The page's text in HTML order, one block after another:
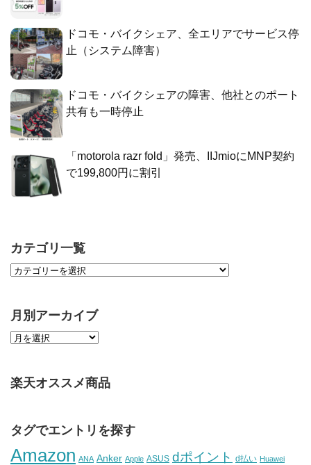
ドコモ・バイクシェア、全エリアでサービス停
止（システム障害）
ドコモ・バイクシェアの障害、他社とのポート
共有も一時停止
「motorola razr fold」発売、IIJmioにMNP契約
で199,800円に割引
カテゴリ一覧
月別アーカイブ
楽天オススメ商品
タグでエントリを探す
Amazon ANA Anker Apple ASUS dポイント d払い Huawei